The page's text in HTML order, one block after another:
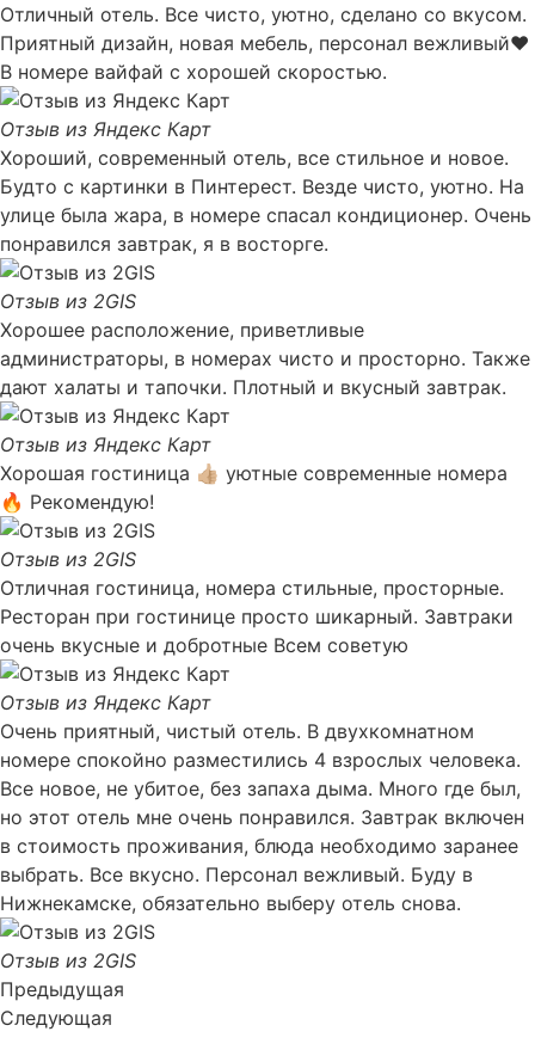
Отличный отель. Все чисто, уютно, сделано со вкусом.
Приятный дизайн, новая мебель, персонал вежливый❤️
В номере вайфай с хорошей скоростью.
Отзыв из Яндекс Карт
Хороший, современный отель, все стильное и новое.
Будто с картинки в Пинтерест. Везде чисто, уютно. На
улице была жара, в номере спасал кондиционер. Очень
понравился завтрак, я в восторге.
Отзыв из 2GIS
Хорошее расположение, приветливые
администраторы, в номерах чисто и просторно. Также
дают халаты и тапочки. Плотный и вкусный завтрак.
Отзыв из Яндекс Карт
Хорошая гостиница 👍🏼 уютные современные номера
🔥 Рекомендую!
Отзыв из 2GIS
Отличная гостиница, номера стильные, просторные.
Ресторан при гостинице просто шикарный. Завтраки
очень вкусные и добротные Всем советую
Отзыв из Яндекс Карт
Очень приятный, чистый отель. В двухкомнатном
номере спокойно разместились 4 взрослых человека.
Все новое, не убитое, без запаха дыма. Много где был,
но этот отель мне очень понравился. Завтрак включен
в стоимость проживания, блюда необходимо заранее
выбрать. Все вкусно. Персонал вежливый. Буду в
Нижнекамске, обязательно выберу отель снова.
Отзыв из 2GIS
Предыдущая
Следующая